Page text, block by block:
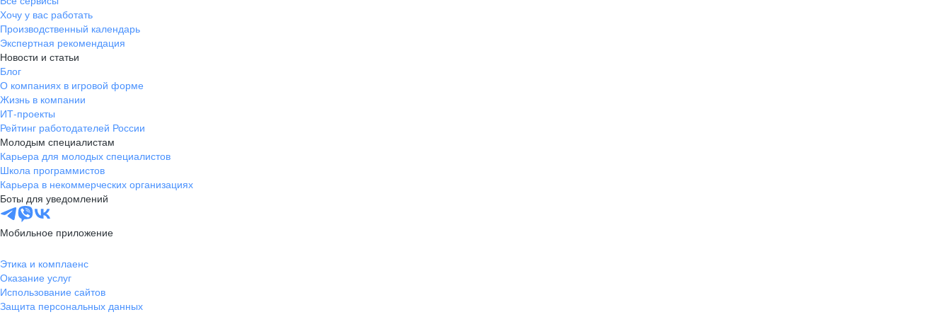
Хочу у вас работать
Производственный календарь
Экспертная рекомендация
Новости и статьи
Блог
О компаниях в игровой форме
Жизнь в компании
ИТ-проекты
Рейтинг работодателей России
Молодым специалистам
Карьера для молодых специалистов
Школа программистов
Карьера в некоммерческих организациях
Боты для уведомлений
Мобильное приложение
Этика и комплаенс
Оказание услуг
Использование сайтов
Защита персональных данных